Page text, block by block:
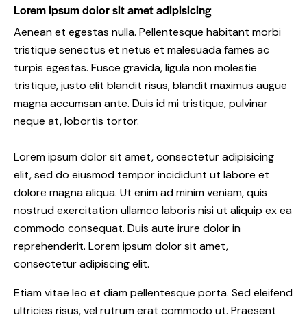
Lorem ipsum dolor sit amet adipisicing
Aenean et egestas nulla. Pellentesque habitant morbi
tristique senectus et netus et malesuada fames ac
turpis egestas. Fusce gravida, ligula non molestie
tristique, justo elit blandit risus, blandit maximus augue
magna accumsan ante. Duis id mi tristique, pulvinar
neque at, lobortis tortor.
Lorem ipsum dolor sit amet, consectetur adipisicing
elit, sed do eiusmod tempor incididunt ut labore et
dolore magna aliqua. Ut enim ad minim veniam, quis
nostrud exercitation ullamco laboris nisi ut aliquip ex ea
commodo consequat. Duis aute irure dolor in
reprehenderit. Lorem ipsum dolor sit amet,
consectetur adipiscing elit.
Etiam vitae leo et diam pellentesque porta. Sed eleifend
ultricies risus, vel rutrum erat commodo ut. Praesent